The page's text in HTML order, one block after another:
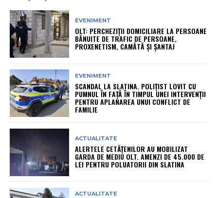
EVENIMENT
OLT: PERCHEZIŢII DOMICILIARE LA PERSOANE
BĂNUITE DE TRAFIC DE PERSOANE,
PROXENETISM, CAMĂTĂ ŞI ŞANTAJ
EVENIMENT
SCANDAL LA SLATINA. POLIȚIST LOVIT CU
PUMNUL ÎN FAȚĂ ÎN TIMPUL UNEI INTERVENȚII
PENTRU APLANAREA UNUI CONFLICT DE
FAMILIE
ACTUALITATE
ALERTELE CETĂȚENILOR AU MOBILIZAT
GARDA DE MEDIU OLT. AMENZI DE 45.000 DE
LEI PENTRU POLUATORII DIN SLATINA
ACTUALITATE